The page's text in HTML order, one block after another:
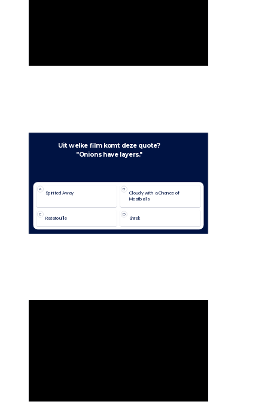
Uit welke film komt deze quote?
"Onions have layers."
A
Spirited Away
B
Cloudy with a Chance of
Meatballs
C
Ratatouille
D
Shrek